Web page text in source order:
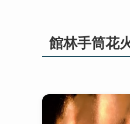
館林手筒花